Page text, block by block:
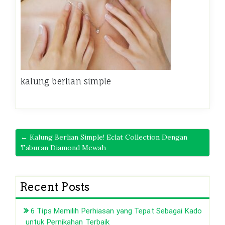
kalung berlian simple
← Kalung Berlian Simple! Eclat Collection Dengan
Taburan Diamond Mewah
Recent Posts
6 Tips Memilih Perhiasan yang Tepat Sebagai Kado
untuk Pernikahan Terbaik